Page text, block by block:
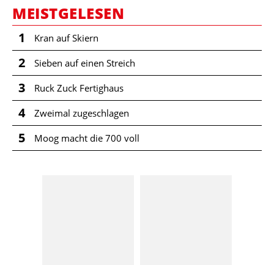
MEISTGELESEN
1 Kran auf Skiern
2 Sieben auf einen Streich
3 Ruck Zuck Fertighaus
4 Zweimal zugeschlagen
5 Moog macht die 700 voll